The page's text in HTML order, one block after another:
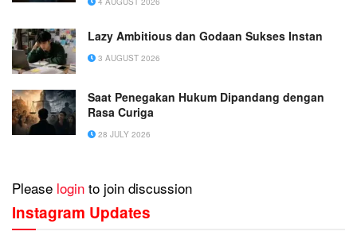
Lazy Ambitious dan Godaan Sukses Instan
3 AUGUST 2026
Saat Penegakan Hukum Dipandang dengan
Rasa Curiga
28 JULY 2026
Please login to join discussion
Instagram Updates